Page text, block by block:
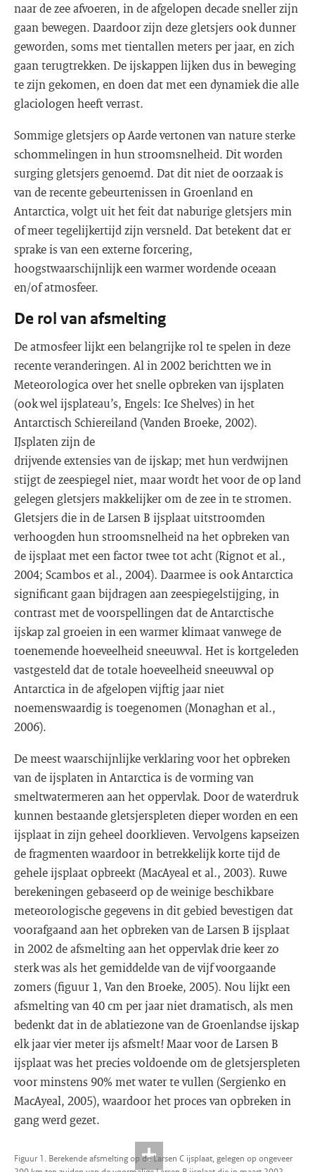
naar de zee afvoeren, in de afgelopen decade sneller zijn
gaan bewegen. Daardoor zijn deze gletsjers ook dunner
geworden, soms met tientallen meters per jaar, en zich
gaan terugtrekken. De ijskappen lijken dus in beweging
te zijn gekomen, en doen dat met een dynamiek die alle
glaciologen heeft verrast.
Sommige gletsjers op Aarde vertonen van nature sterke
schommelingen in hun stroomsnelheid. Dit worden
surging gletsjers genoemd. Dat dit niet de oorzaak is
van de recente gebeurtenissen in Groenland en
Antarctica, volgt uit het feit dat naburige gletsjers min
of meer tegelijkertijd zijn versneld. Dat betekent dat er
sprake is van een externe forcering,
hoogstwaarschijnlijk een warmer wordende oceaan
en/of atmosfeer.
De rol van afsmelting
De atmosfeer lijkt een belangrijke rol te spelen in deze
recente veranderingen. Al in 2002 berichtten we in
Meteorologica over het snelle opbreken van ijsplaten
(ook wel ijsplateau’s, Engels: Ice Shelves) in het
Antarctisch Schiereiland (Vanden Broeke, 2002).
IJsplaten zijn de
drijvende extensies van de ijskap; met hun verdwijnen
stijgt de zeespiegel niet, maar wordt het voor de op land
gelegen gletsjers makkelijker om de zee in te stromen.
Gletsjers die in de Larsen B ijsplaat uitstroomden
verhoogden hun stroomsnelheid na het opbreken van
de ijsplaat met een factor twee tot acht (Rignot et al.,
2004; Scambos et al., 2004). Daarmee is ook Antarctica
significant gaan bijdragen aan zeespiegelstijging, in
contrast met de voorspellingen dat de Antarctische
ijskap zal groeien in een warmer klimaat vanwege de
toenemende hoeveelheid sneeuwval. Het is kortgeleden
vastgesteld dat de totale hoeveelheid sneeuwval op
Antarctica in de afgelopen vijftig jaar niet
noemenswaardig is toegenomen (Monaghan et al.,
2006).
De meest waarschijnlijke verklaring voor het opbreken
van de ijsplaten in Antarctica is de vorming van
smeltwatermeren aan het oppervlak. Door de waterdruk
kunnen bestaande gletsjerspleten dieper worden en een
ijsplaat in zijn geheel doorklieven. Vervolgens kapseizen
de fragmenten waardoor in betrekkelijk korte tijd de
gehele ijsplaat opbreekt (MacAyeal et al., 2003). Ruwe
berekeningen gebaseerd op de weinige beschikbare
meteorologische gegevens in dit gebied bevestigen dat
voorafgaand aan het opbreken van de Larsen B ijsplaat
in 2002 de afsmelting aan het oppervlak drie keer zo
sterk was als het gemiddelde van de vijf voorgaande
zomers (figuur 1, Van den Broeke, 2005). Nou lijkt een
afsmelting van 40 cm per jaar niet dramatisch, als men
bedenkt dat in de ablatiezone van de Groenlandse ijskap
elk jaar vier meter ijs afsmelt! Maar voor de Larsen B
ijsplaat was het precies voldoende om de gletsjerspleten
voor minstens 90% met water te vullen (Sergienko en
MacAyeal, 2005), waardoor het proces van opbreken in
gang werd gezet.
Figuur 1. Berekende afsmelting op de Larsen C ijsplaat, gelegen op ongeveer